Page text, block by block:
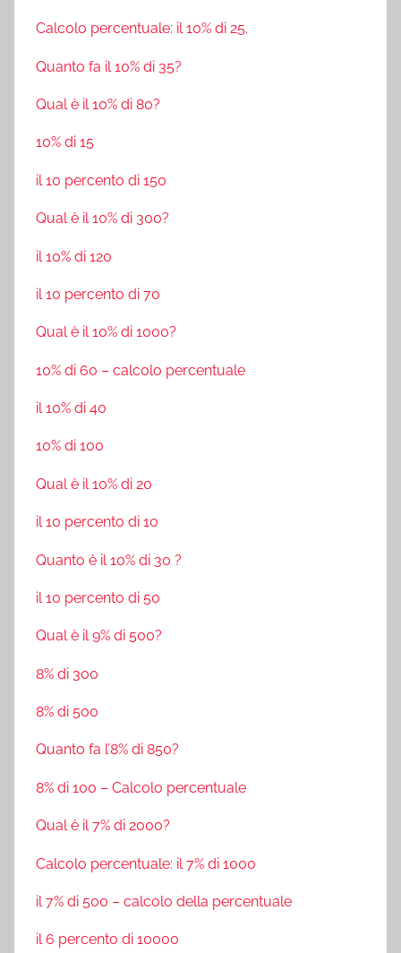
Calcolo percentuale: il 10% di 25.
Quanto fa il 10% di 35?
Qual è il 10% di 80?
10% di 15
il 10 percento di 150
Qual è il 10% di 300?
il 10% di 120
il 10 percento di 70
Qual è il 10% di 1000?
10% di 60 – calcolo percentuale
il 10% di 40
10% di 100
Qual è il 10% di 20
il 10 percento di 10
Quanto è il 10% di 30 ?
il 10 percento di 50
Qual è il 9% di 500?
8% di 300
8% di 500
Quanto fa l’8% di 850?
8% di 100 – Calcolo percentuale
Qual è il 7% di 2000?
Calcolo percentuale: il 7% di 1000
il 7% di 500 – calcolo della percentuale
il 6 percento di 10000